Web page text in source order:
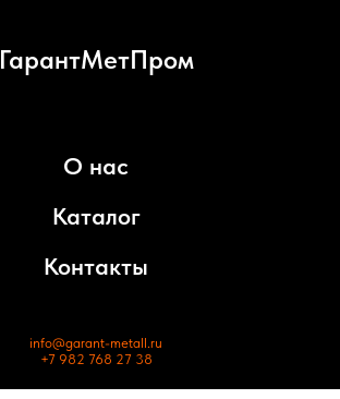
ГарантМетПром
О нас
Каталог
Контакты
info@garant-metall.ru
+7 982 768 27 38